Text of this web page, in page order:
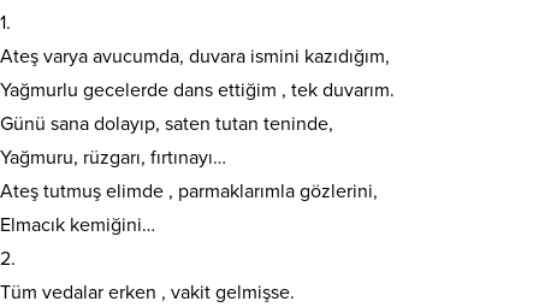
1.
Ateş varya avucumda, duvara ismini kazıdığım,
Yağmurlu gecelerde dans ettiğim , tek duvarım.
Günü sana dolayıp, saten tutan teninde,
Yağmuru, rüzgarı, fırtınayı…
Ateş tutmuş elimde , parmaklarımla gözlerini,
Elmacık kemiğini…
2.
Tüm vedalar erken , vakit gelmişse.